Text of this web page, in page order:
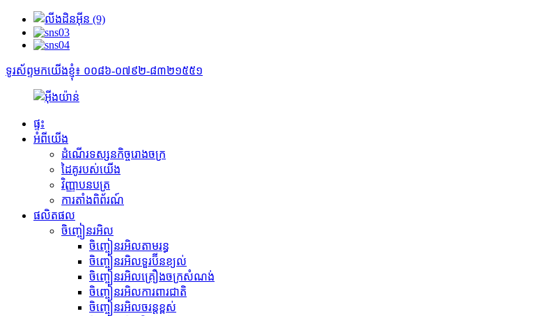
ទូរស័ព្ទមកយើងខ្ញុំ៖ ០០៨៦-០៧៩២-៨៣២១៥៥១
ផ្ទះ
អំពីយើង
ដំណើរទស្សនកិច្ចរោងចក្រ
ដៃគូរបស់យើង
វិញ្ញាបនបត្រ
ការតាំងពិព័រណ៍
ផលិតផល
ចិញ្ចៀនរអិល
ចិញ្ចៀនរអិលតាមរន្ធ
ចិញ្ចៀនរអិលទួរប៊ីនខ្យល់
ចិញ្ចៀនរអិលគ្រឿងចក្រសំណង់
ចិញ្ចៀនរអិលការពារជាតិ
ចិញ្ចៀនរអិលចរន្តខ្ពស់